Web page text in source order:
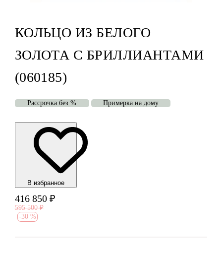
КОЛЬЦО ИЗ БЕЛОГО
ЗОЛОТА С БРИЛЛИАНТАМИ
(060185)
Рассрочка без % Примерка на дому
В избранноe
416 850 ₽
595 500 ₽
-30 %